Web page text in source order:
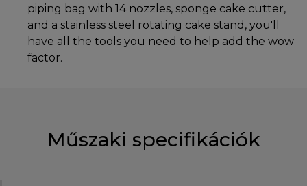
piping bag with 14 nozzles, sponge cake cutter,
and a stainless steel rotating cake stand, you'll
have all the tools you need to help add the wow
factor.
Műszaki specifikációk